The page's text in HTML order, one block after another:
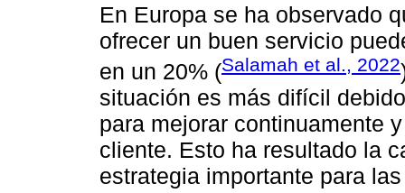
En Europa se ha observado
ofrecer un buen servicio
en un 20% (Salamah et al., 2022
situación es más difícil
para mejorar continuamente
cliente. Esto ha resultado la
estrategia importante para